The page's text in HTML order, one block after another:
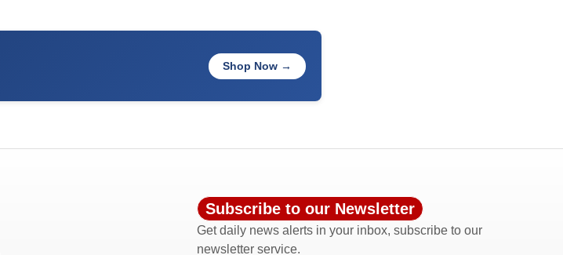
Shop Now →
Subscribe to our Newsletter
Get daily news alerts in your inbox, subscribe to our
newsletter service.